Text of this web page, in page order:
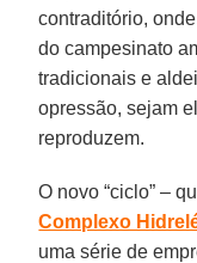
contraditório,
do campesinato
tradicionais e
opressão, sejam
reproduzem.
O novo “ciclo” –
Complexo
uma série de